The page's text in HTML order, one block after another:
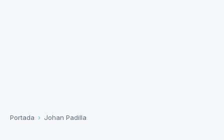
Portada › Johan Padilla